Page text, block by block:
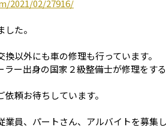
2021/02/27916/
た。
以外にも車の修理も行っています。
ー出身の国家２級整備士が修理をする
頼お待ちしています。
員、パートさん、アルバイトを募集し